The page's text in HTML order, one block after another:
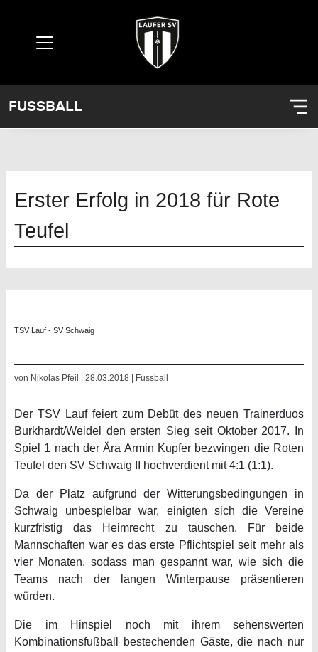
FUSSBALL
Erster Erfolg in 2018 für Rote
Teufel
TSV Lauf - SV Schwaig
von Nikolas Pfeil | 28.03.2018 | Fussball
Der TSV Lauf feiert zum Debüt des neuen Trainerduos
Burkhardt/Weidel den ersten Sieg seit Oktober 2017. In
Spiel 1 nach der Ära Armin Kupfer bezwingen die Roten
Teufel den SV Schwaig II hochverdient mit 4:1 (1:1).
Da der Platz aufgrund der Witterungsbedingungen in
Schwaig unbespielbar war, einigten sich die Vereine
kurzfristig das Heimrecht zu tauschen. Für beide
Mannschaften war es das erste Pflichtspiel seit mehr als
vier Monaten, sodass man gespannt war, wie sich die
Teams nach der langen Winterpause präsentieren
würden.
Die im Hinspiel noch mit ihrem sehenswerten
Kombinationsfußball bestechenden Gäste, die nach nur